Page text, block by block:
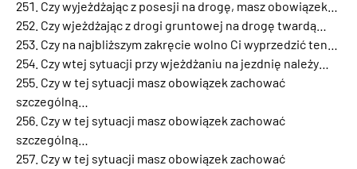
Czy wyjeżdżając z posesji na drogę, masz obowiązek…
Czy wjeżdżając z drogi gruntowej na drogę twardą…
Czy na najbliższym zakręcie wolno Ci wyprzedzić ten…
Czy wtej sytuacji przy wjeżdżaniu na jezdnię należy…
Czy w tej sytuacji masz obowiązek zachować
szczególną…
Czy w tej sytuacji masz obowiązek zachować
szczególną…
Czy w tej sytuacji masz obowiązek zachować